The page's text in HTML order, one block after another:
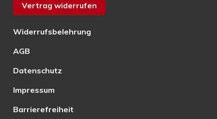
Vertrag widerrufen
Widerrufsbelehrung
AGB
Datenschutz
Impressum
Barrierefreiheit